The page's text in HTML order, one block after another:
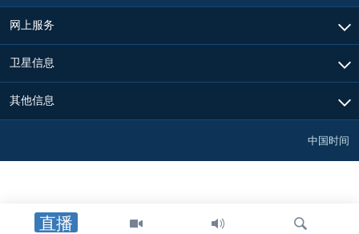
直播
网上服务
卫星信息
其他信息
中国时间